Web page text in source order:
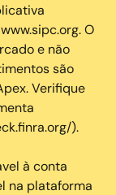
O
e não
são
Verifique
).
à conta
na plataforma